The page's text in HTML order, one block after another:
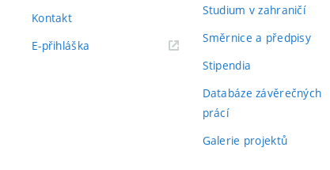
Kontakt
E-přihláška
Studium v zahraničí
Směrnice a předpisy
Stipendia
Databáze závěrečných
prácí
Galerie projektů